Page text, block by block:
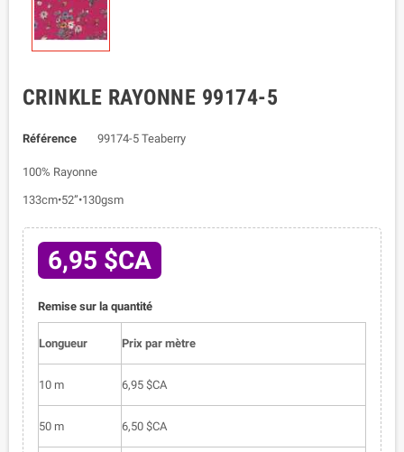
CRINKLE RAYONNE 99174-5
Référence 99174-5 Teaberry
100% Rayonne
133cm•52”•130gsm
6,95 $CA
Remise sur la quantité
Longueur Prix par mètre
10 m 6,95 $CA
50 m 6,50 $CA